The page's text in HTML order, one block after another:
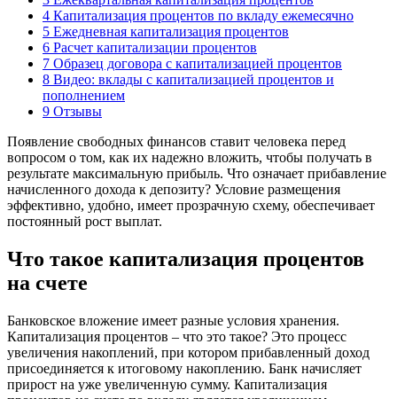
4 Капитализация процентов по вкладу ежемесячно
5 Ежедневная капитализация процентов
6 Расчет капитализации процентов
7 Образец договора с капитализацией процентов
8 Видео: вклады с капитализацией процентов и
пополнением
9 Отзывы
Появление свободных финансов ставит человека перед
вопросом о том, как их надежно вложить, чтобы получать в
результате максимальную прибыль. Что означает прибавление
начисленного дохода к депозиту? Условие размещения
эффективно, удобно, имеет прозрачную схему, обеспечивает
постоянный рост выплат.
Что такое капитализация процентов
на счете
Банковское вложение имеет разные условия хранения.
Капитализация процентов – что это такое? Это процесс
увеличения накоплений, при котором прибавленный доход
присоединяется к итоговому накоплению. Банк начисляет
прирост на уже увеличенную сумму. Капитализация